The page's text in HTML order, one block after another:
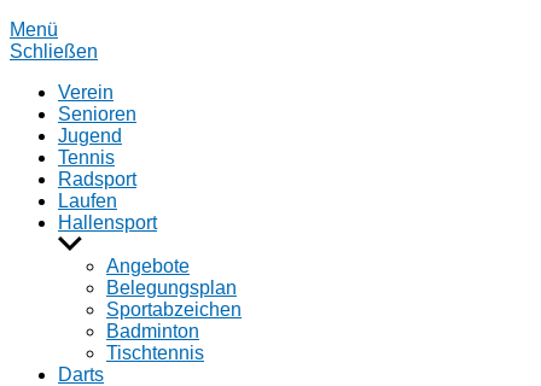
Menü
Schließen
Verein
Senioren
Jugend
Tennis
Radsport
Laufen
Hallensport
Untermenü
anzeigenAngebote
Belegungsplan
Sportabzeichen
Badminton
Tischtennis
Darts